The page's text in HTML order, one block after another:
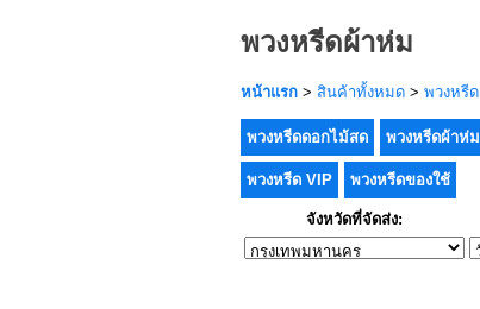
พวงหรีดผ้าห่ม
หน้าแรก > สินค้าทั้งหมด > พวงหรีด
พวงหรีดดอกไม้สด พวงหรีดผ้าห่ม
พวงหรีด VIP พวงหรีดของใช้
จังหวัดที่จัดส่ง: